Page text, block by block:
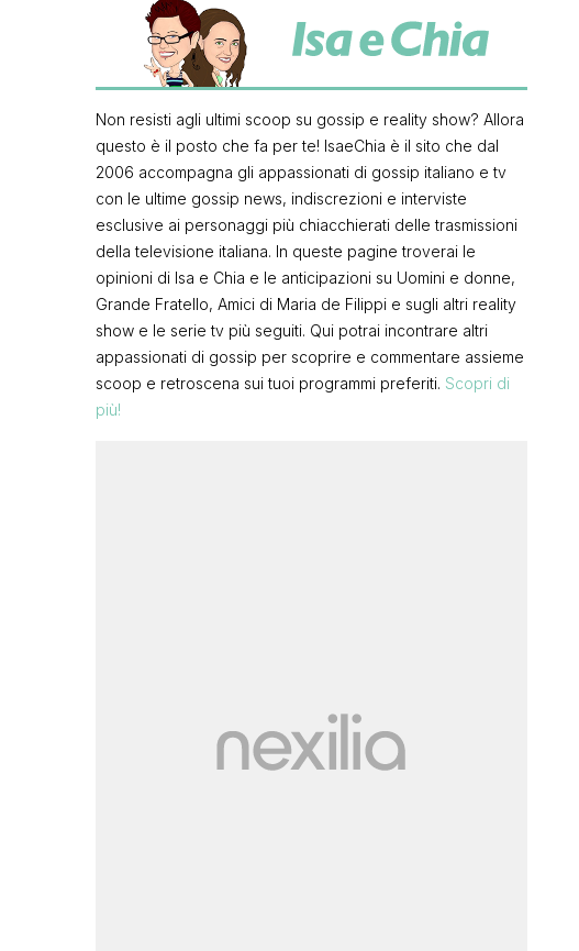
Non resisti agli ultimi scoop su gossip e reality show? Allora
questo è il posto che fa per te! IsaeChia è il sito che dal
2006 accompagna gli appassionati di gossip italiano e tv
con le ultime gossip news, indiscrezioni e interviste
esclusive ai personaggi più chiacchierati delle trasmissioni
della televisione italiana. In queste pagine troverai le
opinioni di Isa e Chia e le anticipazioni su Uomini e donne,
Grande Fratello, Amici di Maria de Filippi e sugli altri reality
show e le serie tv più seguiti. Qui potrai incontrare altri
appassionati di gossip per scoprire e commentare assieme
scoop e retroscena sui tuoi programmi preferiti. Scopri di
più!